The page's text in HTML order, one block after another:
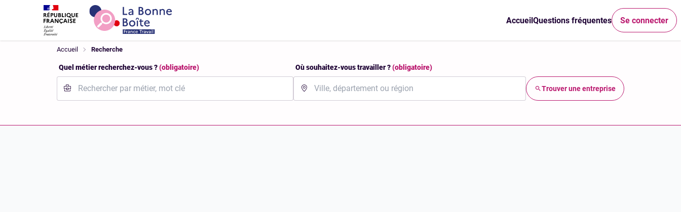
Accéder au contenu principal
Accéder au pied de page
AccueilQuestions fréquentes Se connecter
Vous êtes ici!
Accueil Recherche
Quel métier recherchez-vous ?(obligatoire) Où souhaitez-vous travailler ?(obligatoire)
Trouver une entreprise